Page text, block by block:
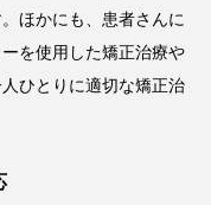
ほかにも、患者さんに
を使用した矯正治療や
ひとりに適切な矯正治